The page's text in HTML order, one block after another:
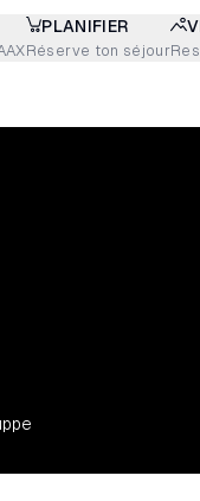
PLANIFIER
Réserve ton séjour